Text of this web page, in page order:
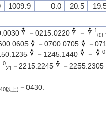
1009.9 0.0 20.5
－0215.0220 － 1
03
－0700.0705 －
－1245.1440 － 0
0
21 －2215.2245 －2255.2305
以上) －0430.